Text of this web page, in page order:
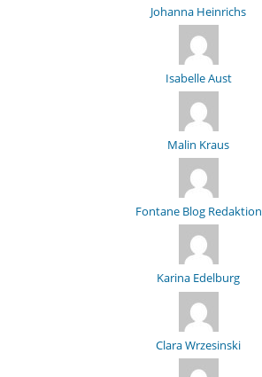
Johanna Heinrichs
Isabelle Aust
Malin Kraus
Fontane Blog Redaktion
Karina Edelburg
Clara Wrzesinski